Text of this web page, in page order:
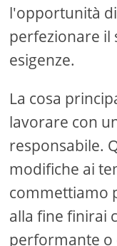
l'opportunità
perfezionare il
esigenze.
La cosa
lavorare con
responsabile.
modifiche ai
commettiamo
alla fine finirai
performante o